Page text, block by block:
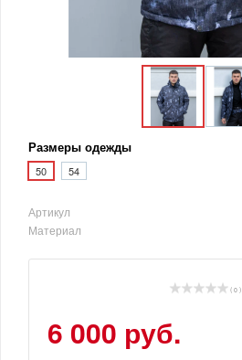
Размеры одежды
50 54
Артикул
Материал
( 0 )
6 000 руб.